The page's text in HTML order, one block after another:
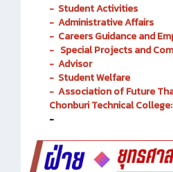
- Student Activities
- Administrative Affairs
- Careers Guidance and
- Special Projects and
- Advisor
- Student Welfare
- Association of Future
Chonburi Technical
-